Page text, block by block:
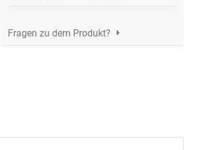
Fragen zu dem Produkt?